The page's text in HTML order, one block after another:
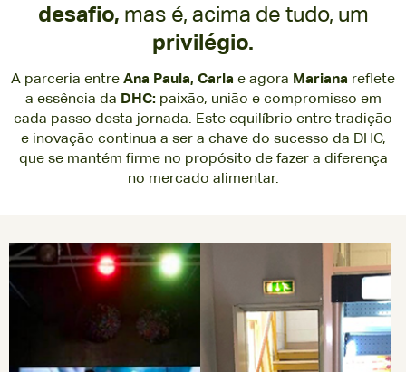
desafio, mas é, acima de tudo, um
privilégio.
A parceria entre Ana Paula, Carla e agora Mariana reflete
a essência da DHC:paixão, união e compromisso em
cada passo desta jornada. Este equilíbrio entre tradição
e inovação continua a ser a chave do sucesso da DHC,
que se mantém firme no propósito de fazer a diferença
no mercado alimentar.